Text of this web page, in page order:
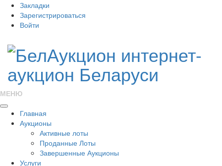
Закладки
Зарегистрироваться
Войти
МЕНЮ
Главная
Аукционы
Активные лоты
Проданные Лоты
Завершенные Аукционы
Услуги